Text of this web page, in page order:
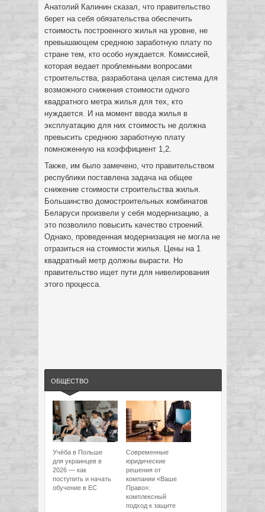
Анатолий Калинин сказал, что правительство
берет на себя обязательства обеспечить
стоимость построенного жилья на уровне, не
превышающем среднюю заработную плату по
стране тем, кто особо нуждается. Комиссией,
которая ведает проблемными вопросами
строительства, разработана целая система для
возможного снижения стоимости одного
квадратного метра жилья для тех, кто
нуждается. И на момент ввода жилья в
эксплуатацию для них стоимость не должна
превысить среднюю заработную плату
помноженную на коэффициент 1,2.
Также, им было замечено, что правительством
республики поставлена задача на общее
снижение стоимости строительства жилья.
Большинство домостроительных комбинатов
Беларуси произвели у себя модернизацию, а
это позволило повысить качество строений.
Однако, проведенная модернизация не могла не
отразиться на стоимости жилья. Цены на 1
квадратный метр должны вырасти. Но
правительство ищет пути для нивелирования
этого процесса.
ОБЩЕСТВО
Учёба в Польше
для украинцев в
2026 — как
поступить и начать
обучение в ЕС
Современные
юридические
решения от
компании «Ваше
Право»:
комплексный
подход к защите